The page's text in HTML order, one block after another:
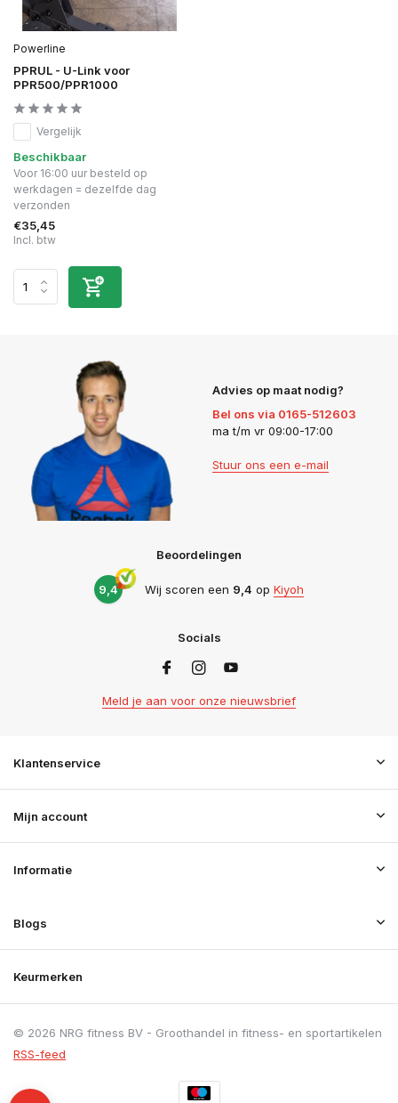
Powerline
PPRUL - U-Link voor
PPR500/PPR1000
Vergelijk
Beschikbaar
Voor 16:00 uur besteld op
werkdagen = dezelfde dag
verzonden
€35,45
Incl. btw
Advies op maat nodig?
Bel ons via 0165-512603
ma t/m vr 09:00-17:00
Stuur ons een e-mail
Beoordelingen
9,4 Wij scoren een 9,4 op Kiyoh
Socials
Meld je aan voor onze nieuwsbrief
Klantenservice
Mijn account
Informatie
Blogs
Keurmerken
© 2026 NRG fitness BV - Groothandel in fitness- en sportartikelen
RSS-feed